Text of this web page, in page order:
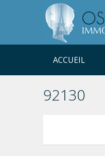
ACCUEIL
92130